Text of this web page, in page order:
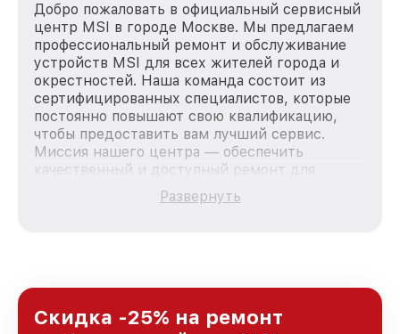
Добро пожаловать в официальный сервисный
центр MSI в городе Москве. Мы предлагаем
профессиональный ремонт и обслуживание
устройств MSI для всех жителей города и
окрестностей. Наша команда состоит из
сертифицированных специалистов, которые
постоянно повышают свою квалификацию,
чтобы предоставить вам лучший сервис.
Миссия нашего центра — обеспечить
качественный и доступный ремонт для
каждого пользователя продукции MSI, вне
зависимости от сложности поломки. Мы
и лояльности наших клиентов.
Развернуть
Скидка -25% на ремонт